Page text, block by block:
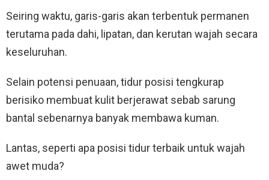
Seiring waktu, garis-garis akan terbentuk permanen
terutama pada dahi, lipatan, dan kerutan wajah secara
keseluruhan.
Selain potensi penuaan, tidur posisi tengkurap
berisiko membuat kulit berjerawat sebab sarung
bantal sebenarnya banyak membawa kuman.
Lantas, seperti apa posisi tidur terbaik untuk wajah
awet muda?